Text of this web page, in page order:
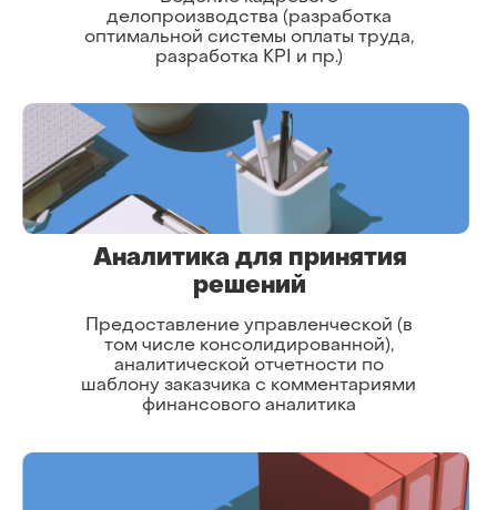
Предоставление управленческой (в
том числе консолидированной),
аналитической отчетности по
шаблону заказчика с комментариями
финансового аналитика
Аналитика для принятия
решений
делопроизводства (разработка
оптимальной системы оплаты труда,
разработка KPI и пр.)